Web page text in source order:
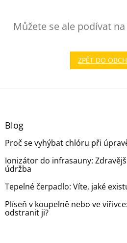
Můžete se ale podívat
ZPĚT DO
Z
Blog
Proč se vyhýbat chlóru při
Ionizátor do infrasauny:
údržba
Tepelné čerpadlo: Víte, jaké
Plíseň v koupelně nebo ve
odstranit ji?